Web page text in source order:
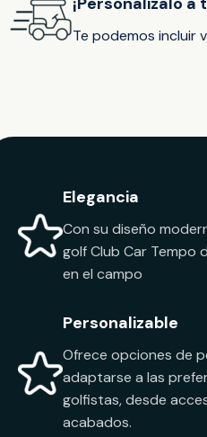
Te podemos incluir
Elegancia
Con su diseño
golf Club Car Tempo
en el campo
Personalizable
Ofrece opciones de
adaptarse a las
golfistas, desde
acabados.